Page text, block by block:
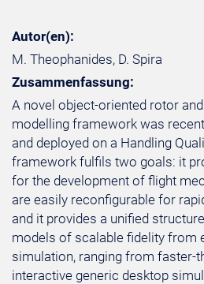
Autor(en):
M. Theophanides, D. Spira
Zusammenfassung:
A novel object-oriented rotor
modelling framework was
and deployed on a Handling
framework fulfils two goals: it
for the development of flight
are easily reconfigurable for
and it provides a unified
models of scalable fidelity from
simulation, ranging from faster-
interactive generic desktop